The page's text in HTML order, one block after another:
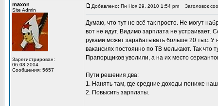
maxon
Site Admin
Зарегистрирован:
06.08.2004
Сообщения: 5657
Добавлено: Пн Ноя 29, 2010 1:54 pm Заголовок
Думаю, что тут не всё так просто. Не могут
вот не идут. Видимо зарплата не устраивает.
руками может зарабатывать больше 20 тыс. У
вакансиях постоянно по ТВ мелькают. Так что
Прапорщиков уволили, а на их место
Пути решения два:
1. Нанять там, где средние доходы пониже
2. Повысить зарплаты.